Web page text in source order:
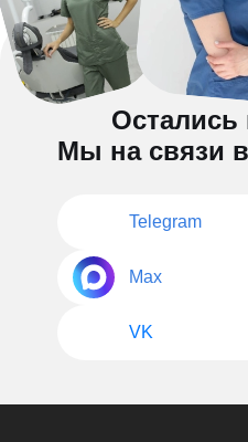
Мы на связи
Telegram
Max
VK